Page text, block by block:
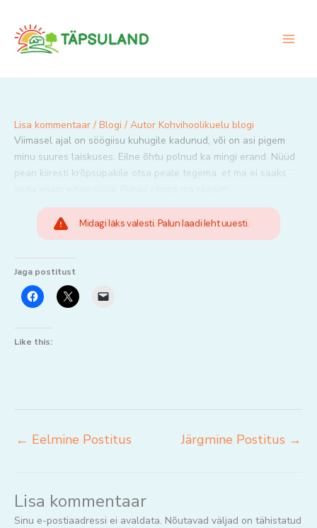
content
Lisa kommentaar / Blogi / Autor Kohvihoolikuelu blogi
Viimasel ajal on söögiisu kuhugile kadunud, või on asi pigem
minu suures laiskuses. Eilne õhtu polnud ka mingi erand. Nüüd
pean kiiresti krõpsupakile otsa peale tegema, et ma ei saaks
Midagi läks valesti. Palun laadi leht uuesti.
Jaga postitust
Like this:
← Eelmine Postitus Järgmine Postitus →
Lisa kommentaar
Sinu e-postiaadressi ei avaldata. Nõutavad väljad on tähistatud